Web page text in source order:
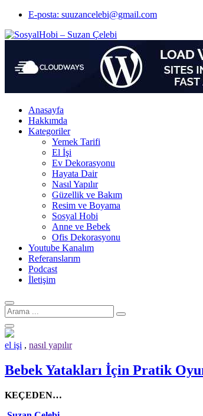
E-posta: suuzancelebi@gmail.com
Anasayfa
Hakkımda
Kategoriler
Yemek Tarifi
El İşi
Ev Dekorasyonu
Hayata Dair
Nasıl Yapılır
Güzellik ve Bakım
Resim ve Boyama
Sosyal Hobi
Anne ve Bebek
Ofis Dekorasyonu
Youtube Kanalım
Referanslarım
Podcast
İletişim
Arama
için:
el işi , nasıl yapılır
Bebek Yatakları İçin Pratik
KEÇEDEN…